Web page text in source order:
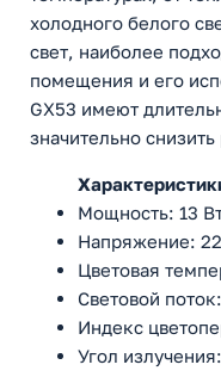
холодного белого
свет, наиболее
помещения и его
GX53 имеют
значительно
Мощность: 13
Напряжение:
Цветовая
Световой
Индекс
Угол